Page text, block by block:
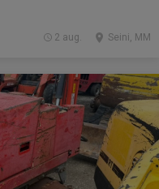
Seini, MM
2 aug.